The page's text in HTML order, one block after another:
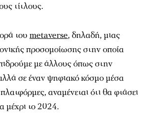
τίτλους.
του metaverse, δηλαδή, μιας
προσομοίωσης στην οποία
με άλλους όπως στην
σε έναν ψηφιακό κόσμο μέσα
αναμένεται ότι θα φτάσει
μέχρι το 2024.